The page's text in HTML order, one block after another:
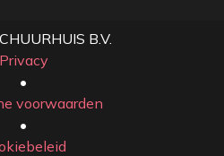
B.V.
Privacy
​• ​
voorwaarden
•